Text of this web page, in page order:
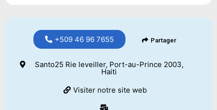
+509 46 96 7655 Partager
Santo25 Rie leveiller, Port-au-Prince 2003,
Haiti
Visiter notre site web